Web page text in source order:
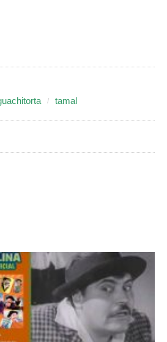
tamal